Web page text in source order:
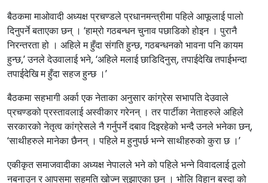
बैठकमा माओवादी अध्यक्ष प्रचण्डले प्रधानमन्त्रीमा पहिले आफूलाई पालो
दिनुपर्ने बताएका छन् । ‘हाम्रो गठबन्धन चुनाव पछाडिको होइन । पुरानै
निरन्तरता हो । अहिले म हुँदा संगति हुन्छ, गठबन्धनको भावना पनि कायम
हुन्छ,’ उनले देउवालाई भने, ‘अहिले मलाई छाडिदिनुस्, तपाईदेखि तपाईभन्दा
तपाईदेखि म हुँदा सहज हुन्छ ।’
बैठकमा सहभागी अर्का एक नेताका अनुसार कांग्रेस सभापति देउवाले
प्रचण्डको प्रस्तावलाई अस्वीकार गरेनन् । तर पार्टीका नेताहरुले अहिले
सरकारको नेतृत्व कांग्रेसले नै गर्नुपर्ने दबाव दिइरहेको भन्दै उनले भनेका छन्,
‘साथीहरुले मानेका छैनन् । पहिले म हुनुपर्छ भन्ने साथीहरुको कुरा छ ।’
एकीकृत समाजवादीका अध्यक्ष नेपालले भने को पहिले भन्ने विवादलाई ठूलो
नबनाउन र आपसमा सहमति खोज्न सुझाएका छन् । भोलि विहान बस्दा को